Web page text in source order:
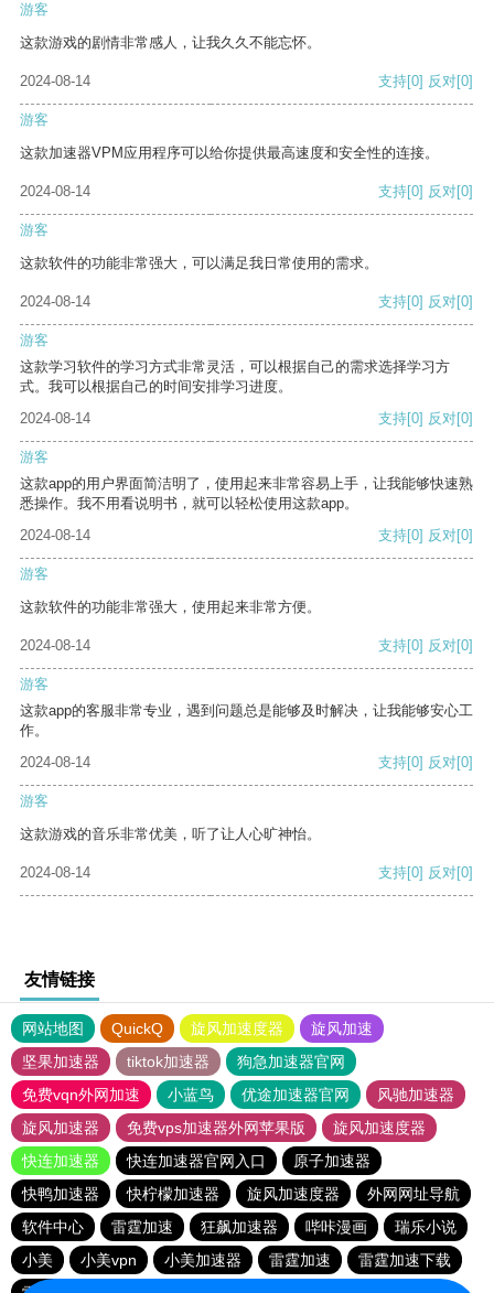
游客
这款游戏的剧情非常感人，让我久久不能忘怀。
2024-08-14 支持[0] 反对[0]
游客
这款加速器VPM应用程序可以给你提供最高速度和安全性的连接。
2024-08-14 支持[0] 反对[0]
游客
这款软件的功能非常强大，可以满足我日常使用的需求。
2024-08-14 支持[0] 反对[0]
游客
这款学习软件的学习方式非常灵活，可以根据自己的需求选择学习方
式。我可以根据自己的时间安排学习进度。
2024-08-14
支持[0] 反对[0]
游客
这款app的用户界面简洁明了，使用起来非常容易上手，让我能够快速熟
悉操作。我不用看说明书，就可以轻松使用这款app。
2024-08-14
支持[0] 反对[0]
游客
这款软件的功能非常强大，使用起来非常方便。
2024-08-14 支持[0] 反对[0]
游客
这款app的客服非常专业，遇到问题总是能够及时解决，让我能够安心工
作。
2024-08-14
支持[0] 反对[0]
游客
这款游戏的音乐非常优美，听了让人心旷神怡。
2024-08-14 支持[0] 反对[0]
友情链接
网站地图 QuickQ 旋风加速度器
旋风加速
坚果加速器
tiktok加速器
狗急加速器官网
免费vqn外网加速
小蓝鸟 优途加速器官网
风驰加速器
旋风加速器
免费vps加速器外网苹果版
旋风加速度器
快连加速器
快连加速器官网入口
原子加速器
快鸭加速器
快柠檬加速器 旋风加速度器
外网网址导航
软件中心
雷霆加速 狂飙加速器 哔咔漫画
瑞乐小说
小美
小美vpn 小美加速器 雷霆加速
雷霆加速下载